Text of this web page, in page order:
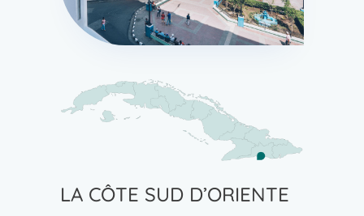
LA CÔTE SUD D’ORIENTE